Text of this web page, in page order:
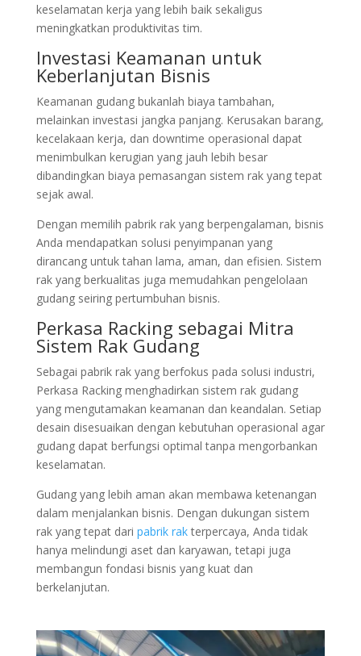
keselamatan kerja yang lebih baik sekaligus
meningkatkan produktivitas tim.
Investasi Keamanan untuk
Keberlanjutan Bisnis
Keamanan gudang bukanlah biaya tambahan,
melainkan investasi jangka panjang. Kerusakan barang,
kecelakaan kerja, dan downtime operasional dapat
menimbulkan kerugian yang jauh lebih besar
dibandingkan biaya pemasangan sistem rak yang tepat
sejak awal.
Dengan memilih pabrik rak yang berpengalaman, bisnis
Anda mendapatkan solusi penyimpanan yang
dirancang untuk tahan lama, aman, dan efisien. Sistem
rak yang berkualitas juga memudahkan pengelolaan
gudang seiring pertumbuhan bisnis.
Perkasa Racking sebagai Mitra
Sistem Rak Gudang
Sebagai pabrik rak yang berfokus pada solusi industri,
Perkasa Racking menghadirkan sistem rak gudang
yang mengutamakan keamanan dan keandalan. Setiap
desain disesuaikan dengan kebutuhan operasional agar
gudang dapat berfungsi optimal tanpa mengorbankan
keselamatan.
Gudang yang lebih aman akan membawa ketenangan
dalam menjalankan bisnis. Dengan dukungan sistem
rak yang tepat dari pabrik rakterpercaya, Anda tidak
hanya melindungi aset dan karyawan, tetapi juga
membangun fondasi bisnis yang kuat dan
berkelanjutan.